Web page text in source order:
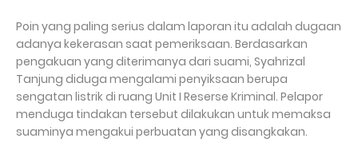
Poin yang paling serius dalam laporan itu adalah dugaan
adanya kekerasan saat pemeriksaan. Berdasarkan
pengakuan yang diterimanya dari suami, Syahrizal
Tanjung diduga mengalami penyiksaan berupa
sengatan listrik di ruang Unit I Reserse Kriminal. Pelapor
menduga tindakan tersebut dilakukan untuk memaksa
suaminya mengakui perbuatan yang disangkakan.